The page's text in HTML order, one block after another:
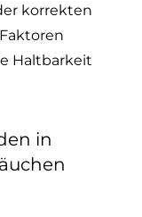
korrekten
Haltbarkeit
in